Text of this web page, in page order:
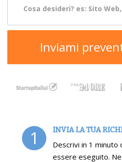
Inviami
1 INVIA LA TUA
Descrivi in 1 minuto
essere eseguito.